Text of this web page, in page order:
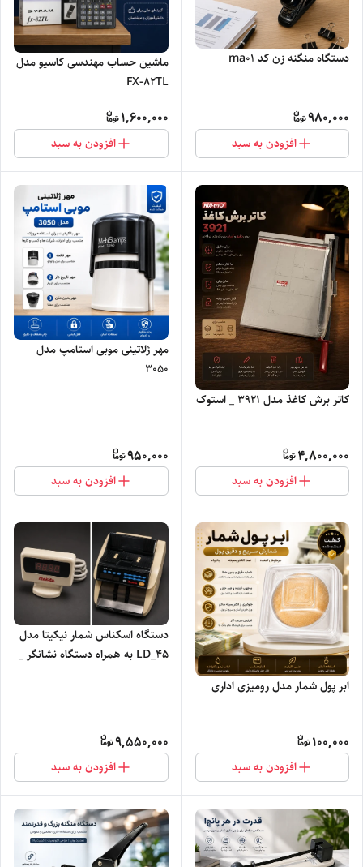
دستگاه منگنه زن کد ma01
980,000
افزودن به سبد
ماشین حساب مهندسی کاسیو مدل
FX-82TL
1,600,000
افزودن به سبد
کاتر برش کاغذ مدل 3921 _ استوک
4,800,000
افزودن به سبد
مهر ژلاتینی موبی استامپ مدل
3050
950,000
افزودن به سبد
ابر پول شمار مدل رومیزی اداری
100,000
افزودن به سبد
دستگاه اسکناس شمار نیکیتا مدل
LD_45 به همراه دستگاه نشانگر _
9,550,000
افزودن به سبد